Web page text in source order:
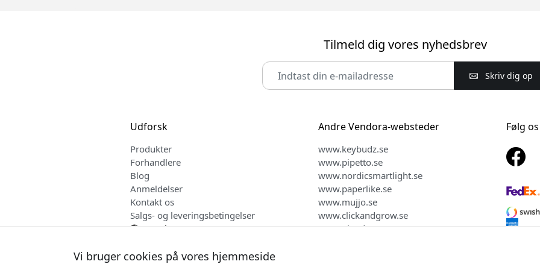
Tilmeld dig vores nyhedsbrev
Skriv dig op
Udforsk
Produkter
Forhandlere
Blog
Anmeldelser
Kontakt os
Salgs- og leveringsbetingelser
Dansk
Andre Vendora-websteder
www.keybudz.se
www.pipetto.se
www.nordicsmartlight.se
www.paperlike.se
www.mujjo.se
www.clickandgrow.se
www.plaud.se
Følg
Vi bruger cookies på vores hjemmeside